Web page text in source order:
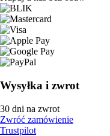
Wysyłka i zwrot
30 dni na zwrot
Zwróć zamówienie
Trustpilot